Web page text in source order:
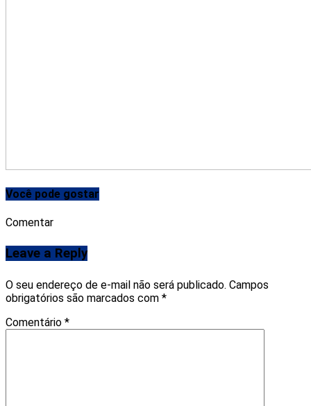
Você pode gostar
Comentar
Leave a Reply
O seu endereço de e-mail não será publicado. Campos
obrigatórios são marcados com *
Comentário *